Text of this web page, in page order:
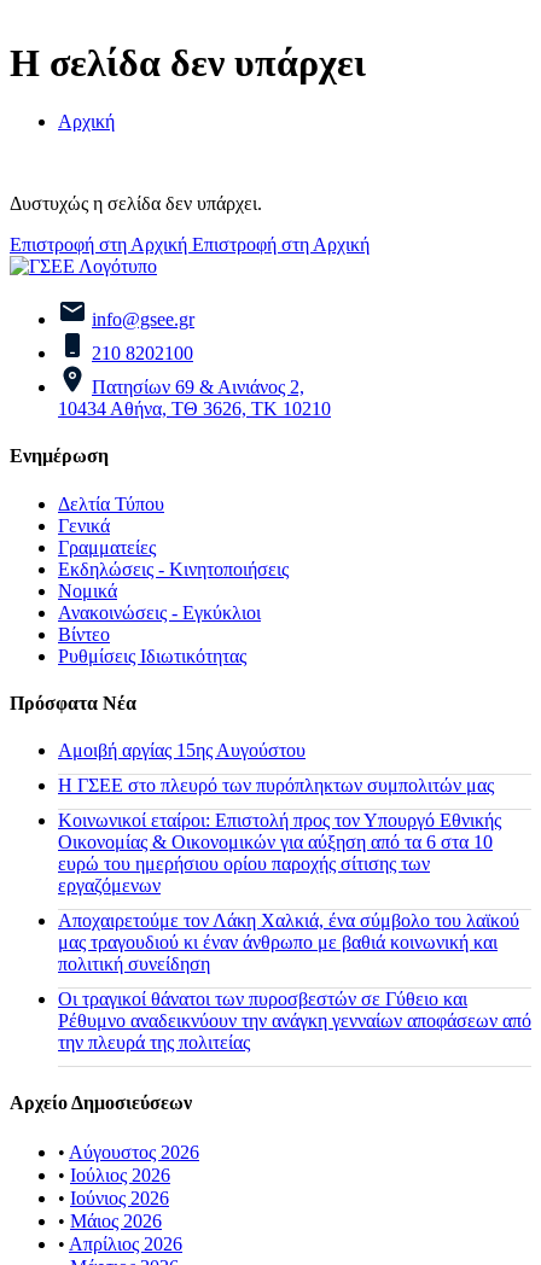
Η σελίδα δεν υπάρχει
Αρχική
Δυστυχώς η σελίδα δεν υπάρχει.
Επιστροφή στη Αρχική Επιστροφή στη Αρχική
info@gsee.gr
210 8202100
Πατησίων 69 & Αινιάνος 2,
10434 Αθήνα, ΤΘ 3626, ΤΚ 10210
Ενημέρωση
Δελτία Τύπου
Γενικά
Γραμματείες
Εκδηλώσεις - Κινητοποιήσεις
Νομικά
Ανακοινώσεις - Εγκύκλιοι
Βίντεο
Ρυθμίσεις Ιδιωτικότητας
Πρόσφατα Νέα
Αμοιβή αργίας 15ης Αυγούστου
H ΓΣΕΕ στο πλευρό των πυρόπληκτων συμπολιτών μας
Κοινωνικοί εταίροι: Επιστολή προς τον Υπουργό Εθνικής
Οικονομίας & Οικονομικών για αύξηση από τα 6 στα 10
ευρώ του ημερήσιου ορίου παροχής σίτισης των
εργαζόμενων
Αποχαιρετούμε τον Λάκη Χαλκιά, ένα σύμβολο του λαϊκού
μας τραγουδιού κι έναν άνθρωπο με βαθιά κοινωνική και
πολιτική συνείδηση
Οι τραγικοί θάνατοι των πυροσβεστών σε Γύθειο και
Ρέθυμνο αναδεικνύουν την ανάγκη γενναίων αποφάσεων από
την πλευρά της πολιτείας
Αρχείο Δημοσιεύσεων
• Αύγουστος 2026
• Ιούλιος 2026
• Ιούνιος 2026
• Μάιος 2026
• Απρίλιος 2026